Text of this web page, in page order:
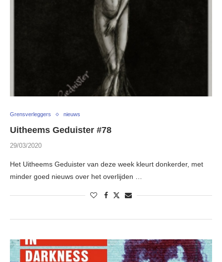
Grensverleggers nieuws
Uitheems Geduister #78
29/03/2020
Het Uitheems Geduister van deze week kleurt donkerder, met
minder goed nieuws over het overlijden …